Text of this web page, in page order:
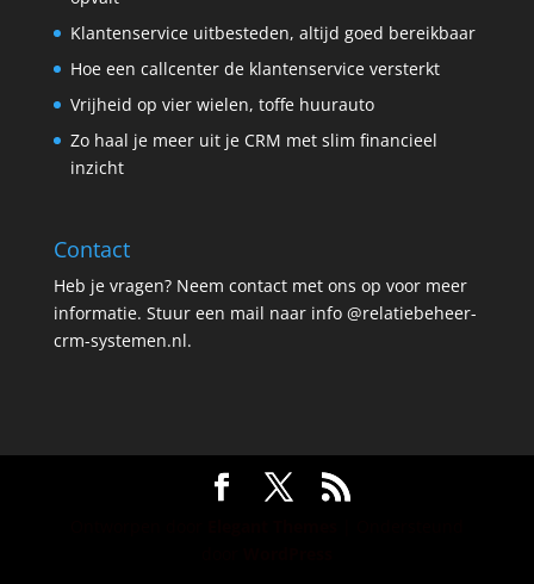
Klantenservice uitbesteden, altijd goed bereikbaar
Hoe een callcenter de klantenservice versterkt
Vrijheid op vier wielen, toffe huurauto
Zo haal je meer uit je CRM met slim financieel
inzicht
Contact
Heb je vragen? Neem contact met ons op voor meer
informatie. Stuur een mail naar info @relatiebeheer-
crm-systemen.nl.